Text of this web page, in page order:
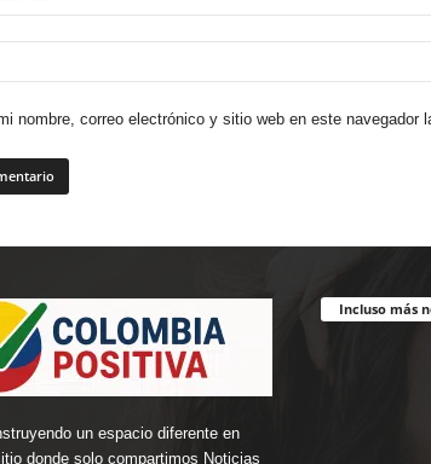
nombre, correo electrónico y sitio web en este navegador
un espacio diferente en
donde solo compartimos Noticias
Incluso más